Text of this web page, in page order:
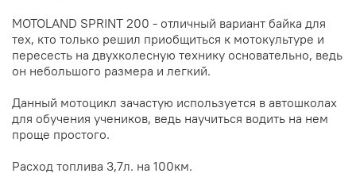
MOTOLAND SPRINT 200 - отличный вариант байка для
тех, кто только решил приобщиться к мотокультуре и
пересесть на двухколесную технику основательно, ведь
он небольшого размера и легкий.
Данный мотоцикл зачастую используется в автошколах
для обучения учеников, ведь научиться водить на нем
проще простого.
Расход топлива 3,7л. на 100км.